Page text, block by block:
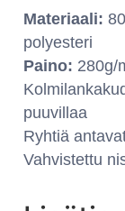
Materiaali:
polyesteri
Paino: 280g/
puuvillaa
Ryhtiä
Vahvistettu